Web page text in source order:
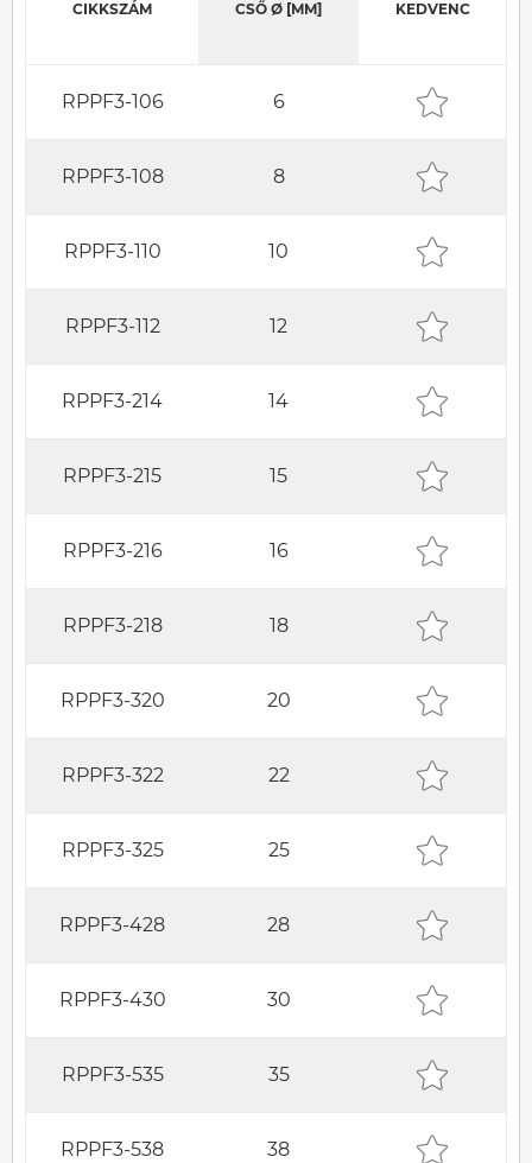
CIKKSZÁM CSŐ Ø [MM] KEDVENC
RPPF3-106 6
RPPF3-108 8
RPPF3-110 10
RPPF3-112 12
RPPF3-214 14
RPPF3-215 15
RPPF3-216 16
RPPF3-218 18
RPPF3-320 20
RPPF3-322 22
RPPF3-325 25
RPPF3-428 28
RPPF3-430 30
RPPF3-535 35
RPPF3-538 38